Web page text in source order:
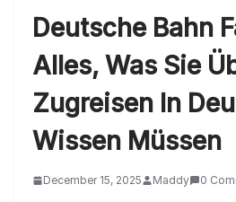
Deutsche Bahn
Alles, Was Sie
Zugreisen In
Wissen Müssen
December 15, 2025 Maddy 0